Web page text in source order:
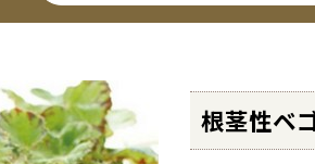
根茎性ベ